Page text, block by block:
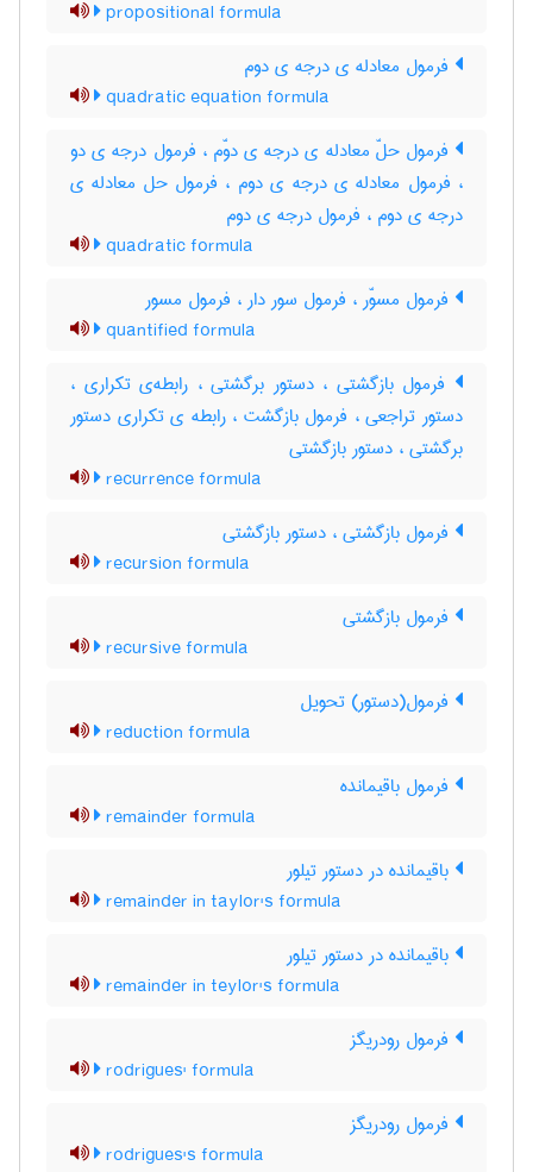
propositional formula
فرمول معادله ی درجه ی دوم
quadratic equation formula
فرمول حلّ معادله ی درجه ی دوّم ، فرمول درجه ی دو
، فرمول معادله ی درجه ی دوم ، فرمول حل معادله ی
درجه ی دوم ، فرمول درجه ی دوم
quadratic formula
فرمول مسوّر ، فرمول سور دار ، فرمول مسور
quantified formula
فرمول بازگشتی ، دستور برگشتی ، رابطه‌ی تکراری ،
دستور تراجعی ، فرمول بازگشت ، رابطه ی تکراری دستور
برگشتی ، دستور بازگشتی
recurrence formula
فرمول بازگشتی ، دستور بازگشتی
recursion formula
فرمول بازگشتی
recursive formula
فرمول(دستور) تحویل
reduction formula
فرمول باقیمانده
remainder formula
باقیمانده در دستور تیلور
remainder in taylor's formula
باقیمانده در دستور تیلور
remainder in teylor's formula
فرمول رودریگز
rodrigues' formula
فرمول رودریگز
rodrigues's formula